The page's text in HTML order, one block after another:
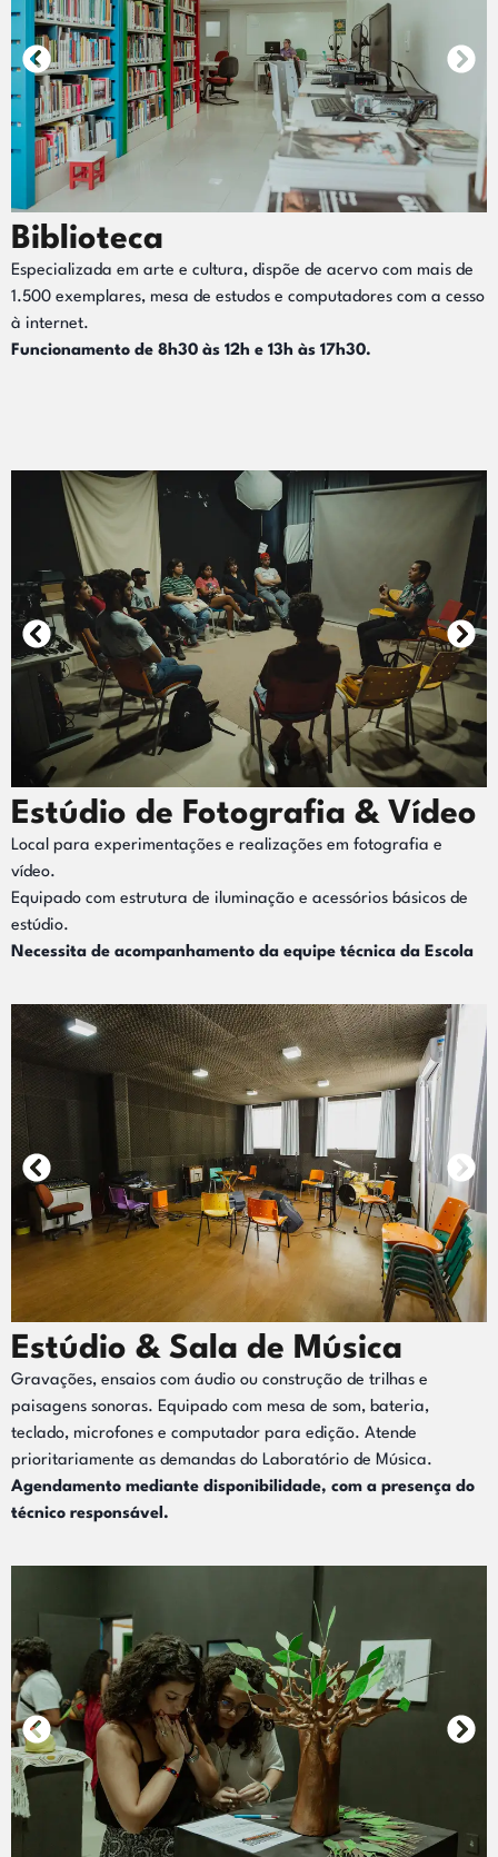
Biblioteca
Especializada em arte e cultura, dispõe de acervo com mais de
1.500 exemplares, mesa de estudos e computadores com a cesso
à internet.
Funcionamento de 8h30 às 12h e 13h às 17h30.
Estúdio de Fotografia & Vídeo
Local para experimentações e realizações em fotografia e
vídeo.
Equipado com estrutura de iluminação e acessórios básicos de
estúdio.
Necessita de acompanhamento da equipe técnica da Escola
Estúdio & Sala de Música
Gravações, ensaios com áudio ou construção de trilhas e
paisagens sonoras. Equipado com mesa de som, bateria,
teclado, microfones e computador para edição. Atende
prioritariamente as demandas do Laboratório de Música.
Agendamento mediante disponibilidade, com a presença do
técnico responsável.